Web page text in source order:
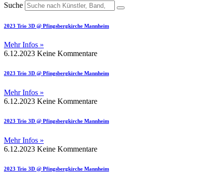
Suche
2023 Trio 3D @ Pfingsbergkirche Mannheim
Mehr Infos »
6.12.2023 Keine Kommentare
2023 Trio 3D @ Pfingsbergkirche Mannheim
Mehr Infos »
6.12.2023 Keine Kommentare
2023 Trio 3D @ Pfingsbergkirche Mannheim
Mehr Infos »
6.12.2023 Keine Kommentare
2023 Trio 3D @ Pfingsbergkirche Mannheim